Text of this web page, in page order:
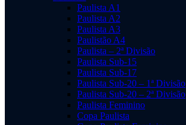
Paulista A1
Paulista A2
Paulista A3
Paulistão A4
Paulista – 2ª Divisão
Paulista Sub-15
Paulista Sub-17
Paulista Sub-20 – 1ª Divisão
Paulista Sub-20 – 2ª Divisão
Paulista Feminino
Copa Paulista